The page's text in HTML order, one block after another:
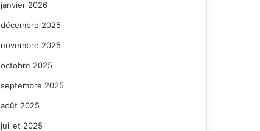
janvier 2026
décembre 2025
novembre 2025
octobre 2025
septembre 2025
août 2025
juillet 2025